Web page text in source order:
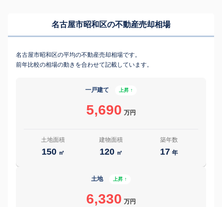
名古屋市昭和区の不動産売却相場
名古屋市昭和区の平均の不動産売却相場です。
前年比較の相場の動きを合わせて記載しています。
一戸建て 上昇 ↑
5,690 万円
土地面積
150 ㎡
建物面積
120 ㎡
築年数
17 年
土地 上昇 ↑
6,330 万円